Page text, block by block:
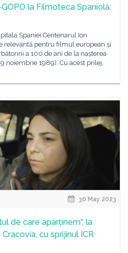
la Filmoteca Spaniolă:
Spaniei Centenarul Ion
relevantă pentru filmul european și
a 100 de ani de la nașterea
noiembrie 1989). Cu acest prilej,
30 May 2023
de care aparținem“, la
cu sprijinul ICR